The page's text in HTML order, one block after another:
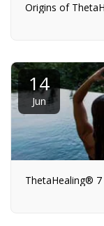
Origins of
14
Jun
ThetaHealing®